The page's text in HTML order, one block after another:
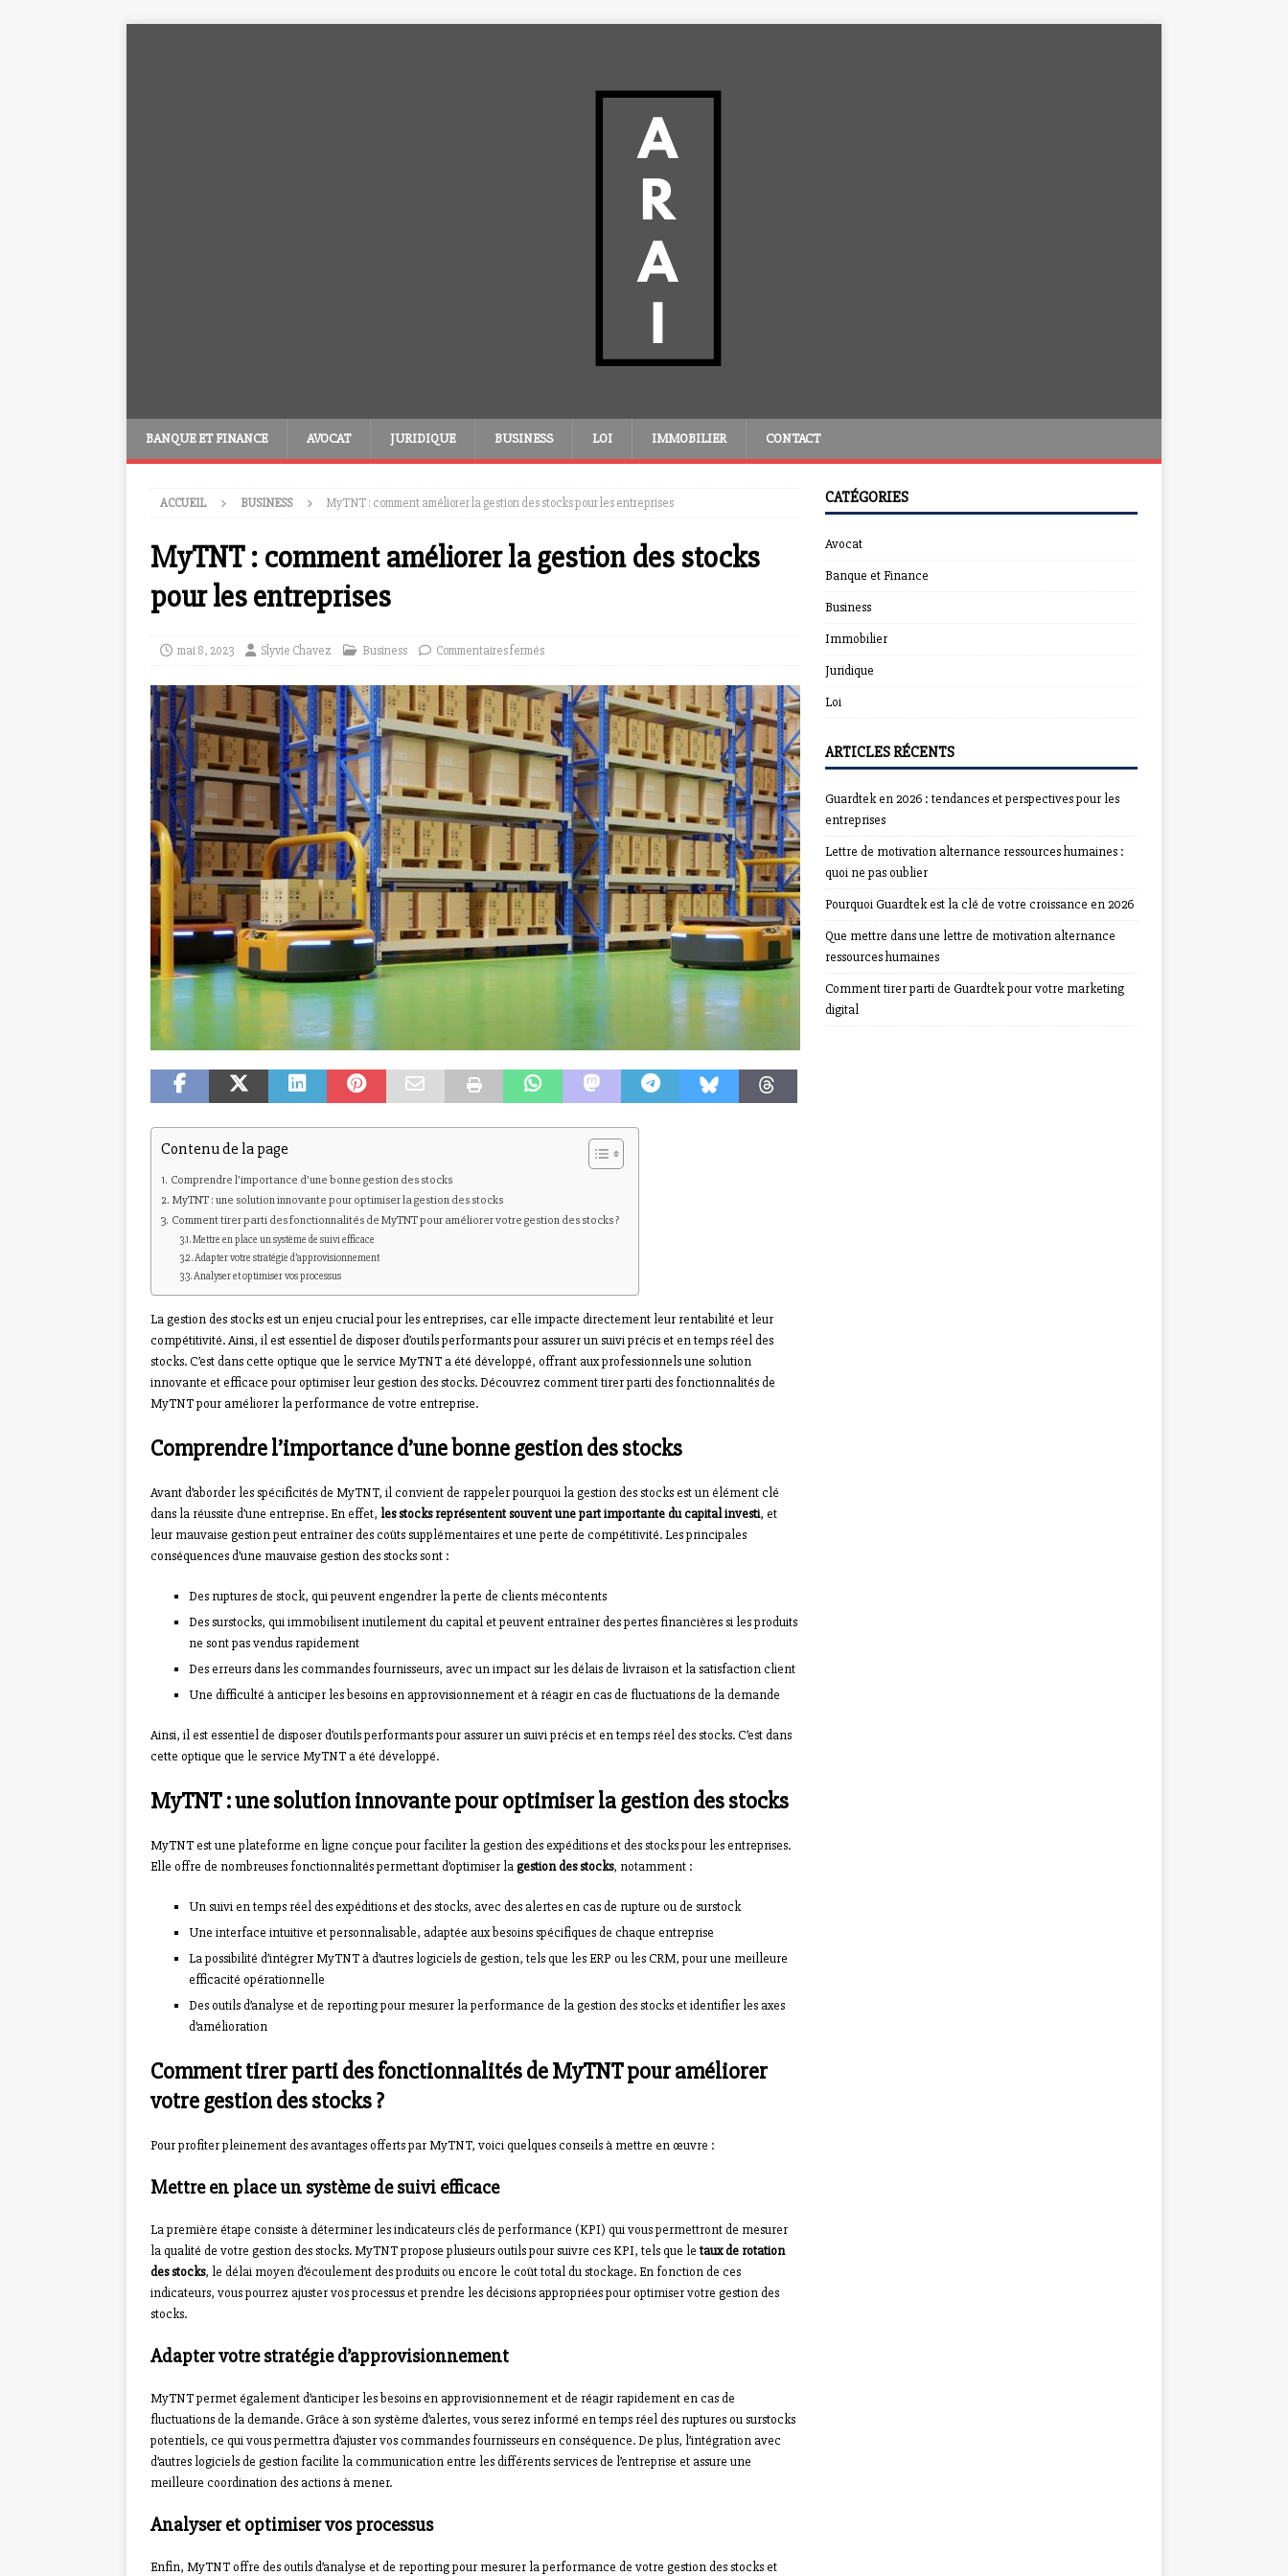
BANQUE ET FINANCE AVOCAT JURIDIQUE BUSINESS LOI IMMOBILIER CONTACT
ACCUEIL BUSINESS MyTNT : comment améliorer la gestion des stocks pour les entreprises
MyTNT : comment améliorer la gestion des stocks
pour les entreprises
mai 8, 2023 Slyvie Chavez Business Commentaires fermés
Contenu de la page
Comprendre l’importance d’une bonne gestion des stocks
MyTNT : une solution innovante pour optimiser la gestion des stocks
Comment tirer parti des fonctionnalités de MyTNT pour améliorer votre gestion des stocks ?
Mettre en place un système de suivi efficace
Adapter votre stratégie d’approvisionnement
Analyser et optimiser vos processus
La gestion des stocks est un enjeu crucial pour les entreprises, car elle impacte directement leur rentabilité et leur
compétitivité. Ainsi, il est essentiel de disposer d’outils performants pour assurer un suivi précis et en temps réel des
stocks. C’est dans cette optique que le service MyTNT a été développé, offrant aux professionnels une solution
innovante et efficace pour optimiser leur gestion des stocks. Découvrez comment tirer parti des fonctionnalités de
MyTNT pour améliorer la performance de votre entreprise.
Comprendre l’importance d’une bonne gestion des stocks
Avant d’aborder les spécificités de MyTNT, il convient de rappeler pourquoi la gestion des stocks est un élément clé
dans la réussite d’une entreprise. En effet, les stocks représentent souvent une part importante du capital investi, et
leur mauvaise gestion peut entraîner des coûts supplémentaires et une perte de compétitivité. Les principales
conséquences d’une mauvaise gestion des stocks sont :
Des ruptures de stock, qui peuvent engendrer la perte de clients mécontents
Des surstocks, qui immobilisent inutilement du capital et peuvent entraîner des pertes financières si les produits
ne sont pas vendus rapidement
Des erreurs dans les commandes fournisseurs, avec un impact sur les délais de livraison et la satisfaction client
Une difficulté à anticiper les besoins en approvisionnement et à réagir en cas de fluctuations de la demande
Ainsi, il est essentiel de disposer d’outils performants pour assurer un suivi précis et en temps réel des stocks. C’est dans
cette optique que le service MyTNT a été développé.
MyTNT : une solution innovante pour optimiser la gestion des stocks
MyTNT est une plateforme en ligne conçue pour faciliter la gestion des expéditions et des stocks pour les entreprises.
Elle offre de nombreuses fonctionnalités permettant d’optimiser la gestion des stocks, notamment :
Un suivi en temps réel des expéditions et des stocks, avec des alertes en cas de rupture ou de surstock
Une interface intuitive et personnalisable, adaptée aux besoins spécifiques de chaque entreprise
La possibilité d’intégrer MyTNT à d’autres logiciels de gestion, tels que les ERP ou les CRM, pour une meilleure
efficacité opérationnelle
Des outils d’analyse et de reporting pour mesurer la performance de la gestion des stocks et identifier les axes
d’amélioration
Comment tirer parti des fonctionnalités de MyTNT pour améliorer
votre gestion des stocks ?
Pour profiter pleinement des avantages offerts par MyTNT, voici quelques conseils à mettre en œuvre :
Mettre en place un système de suivi efficace
La première étape consiste à déterminer les indicateurs clés de performance (KPI) qui vous permettront de mesurer
la qualité de votre gestion des stocks. MyTNT propose plusieurs outils pour suivre ces KPI, tels que le taux de rotation
des stocks, le délai moyen d’écoulement des produits ou encore le coût total du stockage. En fonction de ces
indicateurs, vous pourrez ajuster vos processus et prendre les décisions appropriées pour optimiser votre gestion des
stocks.
Adapter votre stratégie d’approvisionnement
MyTNT permet également d’anticiper les besoins en approvisionnement et de réagir rapidement en cas de
fluctuations de la demande. Grâce à son système d’alertes, vous serez informé en temps réel des ruptures ou surstocks
potentiels, ce qui vous permettra d’ajuster vos commandes fournisseurs en conséquence. De plus, l’intégration avec
d’autres logiciels de gestion facilite la communication entre les différents services de l’entreprise et assure une
meilleure coordination des actions à mener.
Analyser et optimiser vos processus
Enfin, MyTNT offre des outils d’analyse et de reporting pour mesurer la performance de votre gestion des stocks et
CATÉGORIES
Avocat
Banque et Finance
Business
Immobilier
Juridique
Loi
ARTICLES RÉCENTS
Guardtek en 2026 : tendances et perspectives pour les
entreprises
Lettre de motivation alternance ressources humaines :
quoi ne pas oublier
Pourquoi Guardtek est la clé de votre croissance en 2026
Que mettre dans une lettre de motivation alternance
ressources humaines
Comment tirer parti de Guardtek pour votre marketing
digital